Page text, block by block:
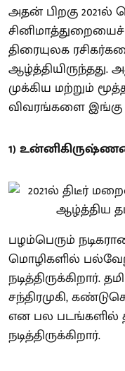
அதன் பிறகு 2021ல்
திரையுலக
முக்கிய மற்றும்
விவரங்களை
1) உன்னிகிருஷ்ணன்
பழம்பெரும்
மொழிகளில்
நடித்திருக்கிறார்.
சந்திரமுகி,
என பல படங்களில்
நடித்திருக்கிறார்.